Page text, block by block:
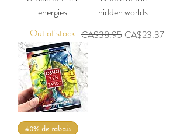
energies
Out of stock
hidden worlds
Regular Price
CA$38.95 Sale Price
CA$23.37
40% de rabais